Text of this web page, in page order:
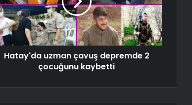
Hatay'da uzman çavuş depremde 2
çocuğunu kaybetti